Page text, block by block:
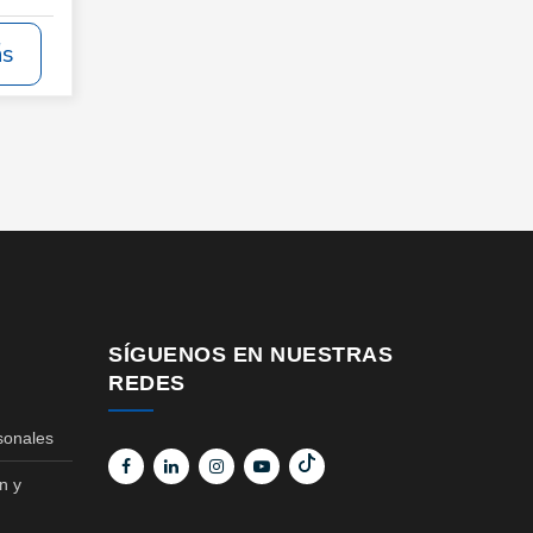
y
SÍGUENOS EN NUESTRAS
REDES